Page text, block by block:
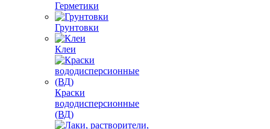
Герметики
Грунтовки
Клеи
Краски
вододисперсионные
(ВД)